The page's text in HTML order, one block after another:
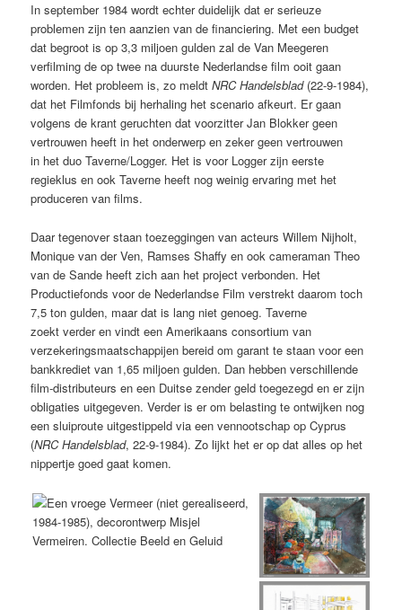
In september 1984 wordt echter duidelijk dat er serieuze
problemen zijn ten aanzien van de financiering. Met een budget
dat begroot is op 3,3 miljoen gulden zal de Van Meegeren
verfilming de op twee na duurste Nederlandse film ooit gaan
worden. Het probleem is, zo meldtNRC Handelsblad(22-9-1984),
dat het Filmfonds bij herhaling het scenario afkeurt. Er gaan
volgens de krant geruchten dat voorzitter Jan Blokker geen
vertrouwen heeft in het onderwerp en zeker geen vertrouwen
in het duo Taverne/Logger. Het is voor Logger zijn eerste
regieklus en ook Taverne heeft nog weinig ervaring met het
produceren van films.
Daar tegenover staan toezeggingen van acteurs Willem Nijholt,
Monique van der Ven, Ramses Shaffy en ook cameraman Theo
van de Sande heeft zich aan het project verbonden. Het
Productiefonds voor de Nederlandse Film verstrekt daarom toch
7,5 ton gulden, maar dat is lang niet genoeg. Taverne
zoekt verder en vindt een Amerikaans consortium van
verzekeringsmaatschappijen bereid om garant te staan voor een
bankkrediet van 1,65 miljoen gulden. Dan hebben verschillende
film-distributeurs en een Duitse zender geld toegezegd en er zijn
obligaties uitgegeven. Verder is er om belasting te ontwijken nog
een sluiproute uitgestippeld via een vennootschap op Cyprus
(NRC Handelsblad, 22-9-1984). Zo lijkt het er op dat alles op het
nippertje goed gaat komen.